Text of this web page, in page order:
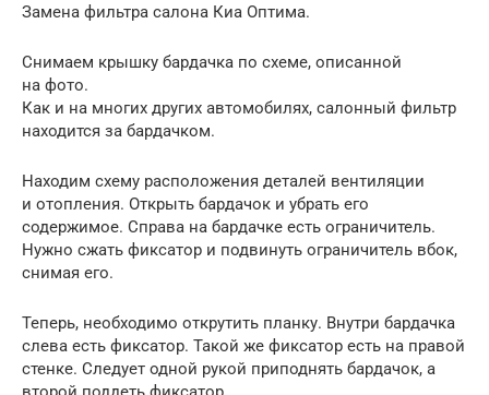
Замена фильтра салона Киа Оптима.
Снимаем крышку бардачка по схеме, описанной
на фото.
Как и на многих других автомобилях, салонный фильтр
находится за бардачком.
Находим схему расположения деталей вентиляции
и отопления. Открыть бардачок и убрать его
содержимое. Справа на бардачке есть ограничитель.
Нужно сжать фиксатор и подвинуть ограничитель вбок,
снимая его.
Теперь, необходимо открутить планку. Внутри бардачка
слева есть фиксатор. Такой же фиксатор есть на правой
стенке. Следует одной рукой приподнять бардачок, а